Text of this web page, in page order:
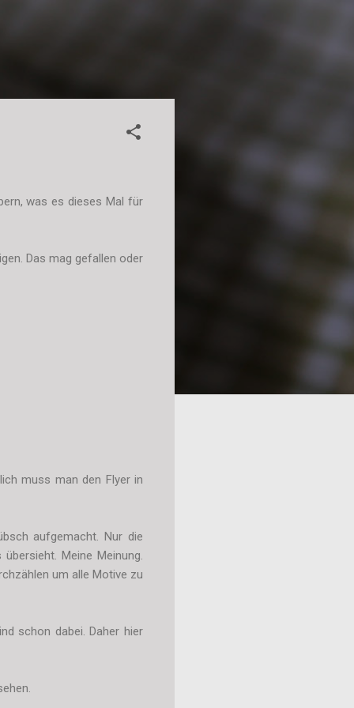
was es dieses Mal für
Das mag gefallen oder
muss man den Flyer in
aufgemacht. Nur die
Meine Meinung.
um alle Motive zu
schon dabei. Daher hier